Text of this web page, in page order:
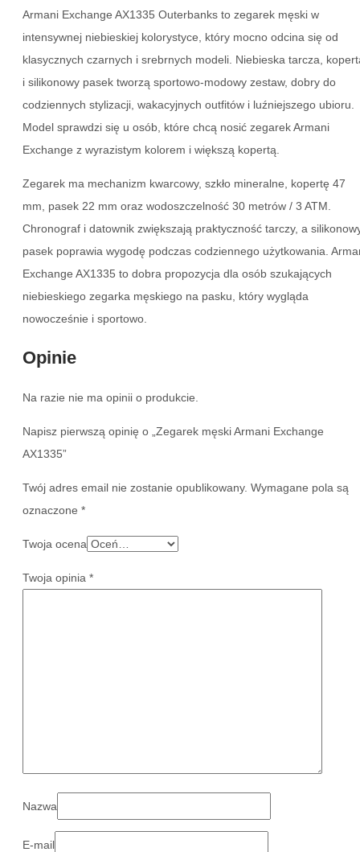
Armani Exchange AX1335 Outerbanks to zegarek męski w
intensywnej niebieskiej kolorystyce, który mocno odcina się od
klasycznych czarnych i srebrnych modeli. Niebieska tarcza,
i silikonowy pasek tworzą sportowo-modowy zestaw, dobry do
codziennych stylizacji, wakacyjnych outfitów i luźniejszego ubioru.
Model sprawdzi się u osób, które chcą nosić zegarek Armani
Exchange z wyrazistym kolorem i większą kopertą.
Zegarek ma mechanizm kwarcowy, szkło mineralne, kopertę 47
mm, pasek 22 mm oraz wodoszczelność 30 metrów / 3 ATM.
Chronograf i datownik zwiększają praktyczność tarczy, a
pasek poprawia wygodę podczas codziennego użytkowania.
Exchange AX1335 to dobra propozycja dla osób szukających
niebieskiego zegarka męskiego na pasku, który wygląda
nowocześnie i sportowo.
Opinie
Na razie nie ma opinii o produkcie.
Napisz pierwszą opinię o „Zegarek męski Armani Exchange
AX1335”
Twój adres email nie zostanie opublikowany. Wymagane pola są
oznaczone *
Twoja ocena
Twoja opinia *
Nazwa
E-mail